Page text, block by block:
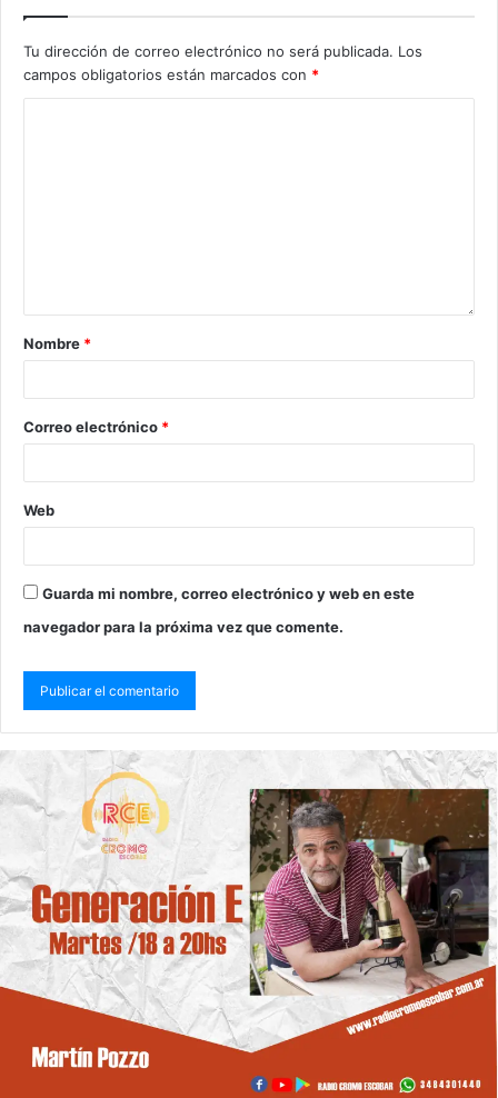
Tu dirección de correo electrónico no será publicada. Los
campos obligatorios están marcados con *
Nombre *
Correo electrónico *
Web
Guarda mi nombre, correo electrónico y web en este
navegador para la próxima vez que comente.